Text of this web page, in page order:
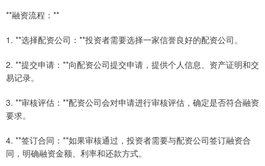
**融资流程：**
1. **选择配资公司：**投资者需要选择一家信誉良好的配资公司。
2. **提交申请：**向配资公司提交申请，提供个人信息、资产证明和交
易记录。
3. **审核评估：**配资公司会对申请进行审核评估，确定是否符合融资
要求。
4. **签订合同：**如果审核通过，投资者需要与配资公司签订融资合
同，明确融资金额、利率和还款方式。